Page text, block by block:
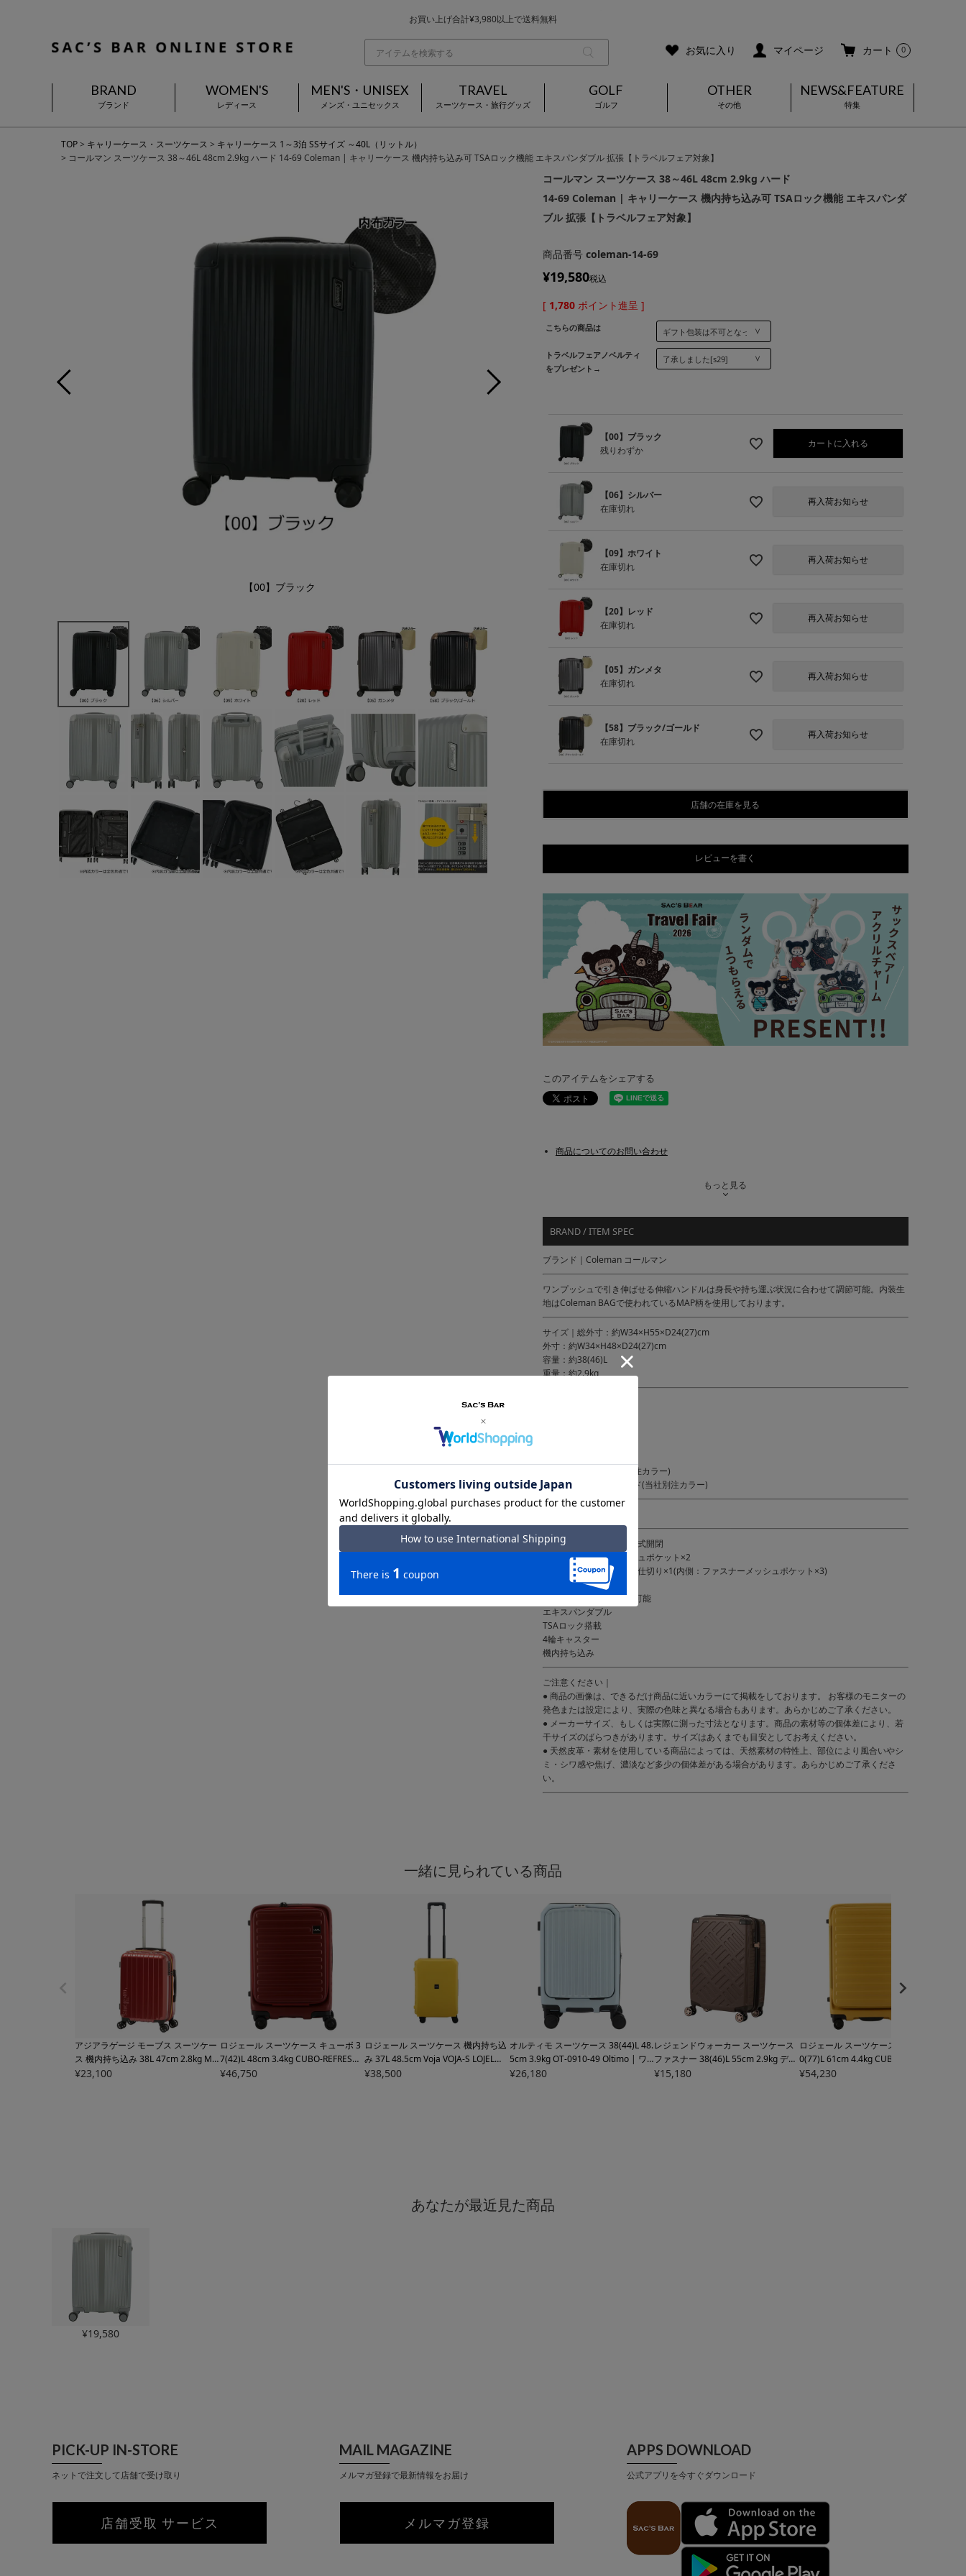
お買い上げ合計¥3,980以上で送料無料
当日～翌営業日を目安に順次発送（一部お取り寄せ商品を除く）
お気に入り マイページ カート 0
BRAND
ブランド
WOMEN'S
レディース
MEN'S・UNISEX
メンズ・ユニセックス
TRAVEL
スーツケース・旅行グッズ
GOLF
ゴルフ
OTHER
その他
NEWS&FEATURE
特集
TOP キャリーケース・スーツケース
キャリーケース 1～3泊 SSサイズ ～40L（リットル）
コールマン スーツケース 38～46L 48cm 2.9kg ハード 14-69 Coleman | キャリーケース 機内持ち込み可 TSAロック機能 エキスパンダブル 拡張【トラベルフェア対象】
【00】ブラック
コールマン スーツケース 38～46L 48cm 2.9kg ハード
14-69 Coleman | キャリーケース 機内持ち込み可 TSAロック機能 エキスパンダ
ブル 拡張【トラベルフェア対象】
商品番号 coleman-14-69
¥19,580税込
[ 1,780 ポイント進呈 ]
こちらの商品は
トラベルフェアノベルティ
をプレゼント→
【00】ブラック
残りわずか
カートに入れる
【06】シルバー
在庫切れ
再入荷お知らせ
【09】ホワイト
在庫切れ
再入荷お知らせ
【20】レッド
在庫切れ
再入荷お知らせ
【05】ガンメタ
在庫切れ
再入荷お知らせ
【58】ブラック/ゴールド
在庫切れ
再入荷お知らせ
店舗の在庫を見る
レビューを書く
このアイテムをシェアする
商品についてのお問い合わせ
もっと見る
BRAND / ITEM SPEC
ブランド｜Coleman コールマン
ワンプッシュで引き伸ばせる伸縮ハンドルは身長や持ち運ぶ状況に合わせて調節可能。内装生
地はColeman BAGで使われているMAP柄を使用しております。
サイズ｜総外寸：約W34×H55×D24(27)cm
外寸：約W34×H48×D24(27)cm
容量：約38(46)L
重量：約2.9kg
【05】ガンメタ(当社別注カラー)
【58】ブラック/ゴールド(当社別注カラー)
仕様｜ダブルファスナー式開閉
内側：ファスナーメッシュポケット×2
フック付きディバイダー仕切り×1(内側：ファスナーメッシュポケット×3)
クロスベルト×1
キャリーバー3段階調節可能
エキスパンダブル
TSAロック搭載
4輪キャスター
機内持ち込み
ご注意ください｜
● 商品の画像は、できるだけ商品に近いカラーにて掲載をしております。 お客様のモニターの
発色または設定により、実際の色味と異なる場合もあります。あらかじめご了承ください。
● メーカーサイズ、もしくは実際に測った寸法となります。商品の素材等の個体差により、若
干サイズのばらつきがあります。サイズはあくまでも目安としてお考えください。
● 天然皮革・素材を使用している商品によっては、天然素材の特性上、部位により風合いやシ
ミ・シワ感や焦げ、濃淡など多少の個体差がある場合があります。あらかじめご了承くださ
い。
一緒に見られている商品
アジアラゲージ モーブス スーツケー
ス 機内持ち込み 38L 47cm 2.8kg MB
C-1909-18 mobus×A.L.I｜ハード フ
¥23,100
ロジェール スーツケース キューボ 3
7(42)L 48cm 3.4kgCUBO-REFRESH-
S LOJEL | キャリーケース キャリーバ
¥46,750
ロジェール スーツケース 機内持ち込
み 37L 48.5cm VojaVOJA-S LOJEL｜T
SAロック搭載 キャリーバッグ キャリ
¥38,500
オルティモ スーツケース 38(44)L 48.
5cm 3.9kgOT-0910-49 Oltimo | ワ
ンプッシュオープン キャリーケース
¥26,180
レジェンドウォーカー スーツケース
ファスナー 38(46)L 55cm 2.9kg デッ
キ5514-49 LEGEND WALKER｜機内
¥15,180
ロジェール スーツケース キューボ 7
0(77)L 61cm 4.4kgCUBO-REFRESH-
M LOJEL | キャリーケース キャリー
¥54,230
あなたが最近見た商品
¥19,580
PICK-UP IN-STORE
ネットで注文して店舗で受け取り
店舗受取 サービス
MAIL MAGAZINE
メルマガ登録で最新情報をお届け
メルマガ登録
APPS DOWNLOAD
公式アプリを今すぐダウンロード